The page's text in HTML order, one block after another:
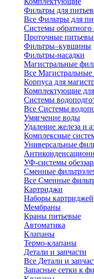
Фильтры для
Все Фильтры для
Системы обратного
Проточные
Фильтры–кувшины
Фильтры-насадки
Магистральные
Все
Корпуса для
Комплектующие
Системы
Все Системы
Умягчение воды
Удаление железа и
Комплексные
Универсальные
УФ-системы
Сменные
Все Сменные
Картриджи
Наборы картриджей
Мембраны
Краны питьевые
Автоматика
Клапаны
Термо-клапаны
Детали и запчасти
Все Детали и
Запасные сетки к